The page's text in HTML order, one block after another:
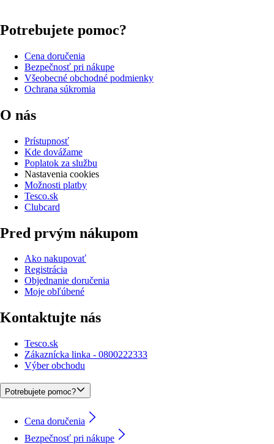
Potrebujete pomoc?
Cena doručenia
Bezpečnosť pri nákupe
Všeobecné obchodné podmienky
Ochrana súkromia
O nás
Prístupnosť
Kde dovážame
Poplatok za službu
Nastavenia cookies
Možnosti platby
Tesco.sk
Clubcard
Pred prvým nákupom
Ako nakupovať
Registrácia
Objednanie doručenia
Moje obľúbené
Kontaktujte nás
Tesco.sk
Zákaznícka linka - 0800222333
Výber obchodu
Potrebujete pomoc?
Cena doručenia
Bezpečnosť pri nákupe